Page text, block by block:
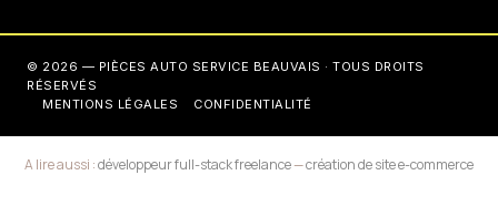
© 2026 — PIÈCES AUTO SERVICE BEAUVAIS · TOUS DROITS
RÉSERVÉS
MENTIONS LÉGALES
CONFIDENTIALITÉ
A lire aussi :développeur full-stack freelance—création de site e-commerce